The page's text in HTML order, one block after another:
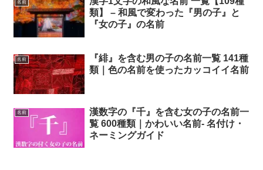
名前
類】 – 和風で変わった『男の子』と
『女の子』の名前
名前
『緋』を含む男の子の名前一覧 141種
類｜色の名前を使ったカッコイイ名前
名前
漢数字の『千』を含む女の子の名前一
覧 600種類｜かわいい名前- 名付け・
ネーミングガイド